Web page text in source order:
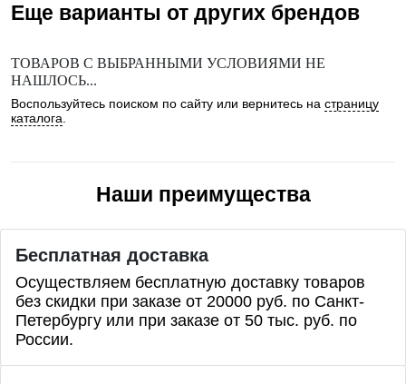
Еще варианты от других брендов
ТОВАРОВ С ВЫБРАННЫМИ УСЛОВИЯМИ НЕ
НАШЛОСЬ...
Воспользуйтесь поиском по сайту или вернитесь на страницу
каталога.
Наши преимущества
Бесплатная доставка
Осуществляем бесплатную доставку товаров
без скидки при заказе от 20000 руб. по Санкт-
Петербургу или при заказе от 50 тыс. руб. по
России.